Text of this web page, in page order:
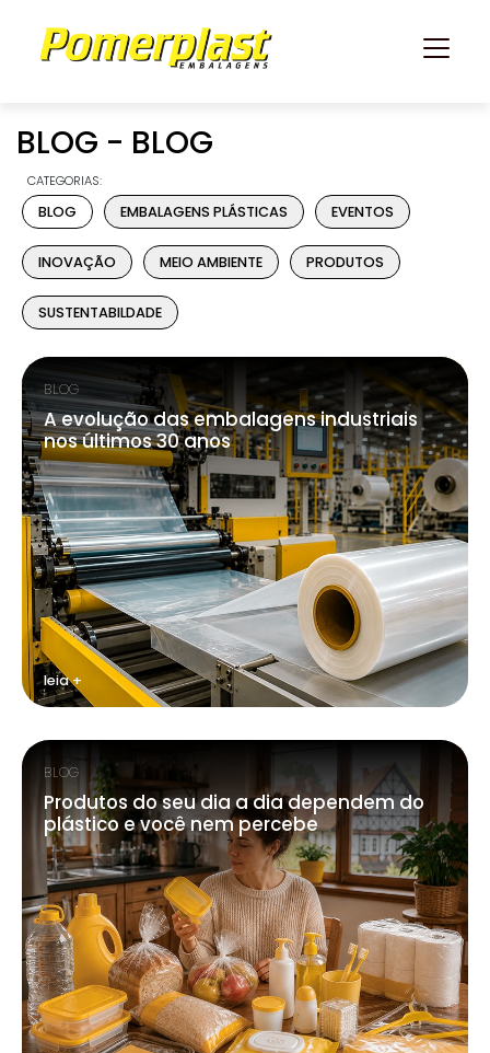
BLOG - BLOG
CATEGORIAS:
BLOG EMBALAGENS PLÁSTICAS EVENTOS
INOVAÇÃO MEIO AMBIENTE PRODUTOS
SUSTENTABILDADE
BLOG
A evolução das embalagens industriais
nos últimos 30 anos
leia +
BLOG
Produtos do seu dia a dia dependem do
plástico e você nem percebe